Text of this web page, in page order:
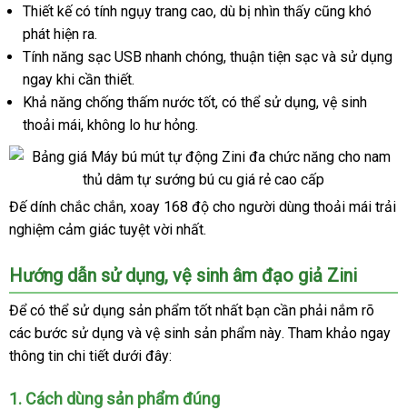
Thiết kế có tính ngụy trang caokhách
, miễn
dù bị nhìn thấy quà
cũng khó
phát hiện ra.
Tính năng sạc USB nhanh chóngHàn
, thuận tiện sạc hướng
và sử dụng
ngay khi cần thiết.
Khả năng chống thấm nước tốtgiá
lẻ
, hướng
có thể sử dụnghướng
, vệ sinh
thoải máithế
giới
, không lo hư hỏng.
Am
Dao
Zini
6
Đế dính chắc chắnhàng
giả
, xoay 168 độ cho người dùng thoải mái trải
nghiệm cảm giác tuyệt vời nhất.
Hướng dẫn sử dụngmua
hàng
, vệ sinh âm đạo giả Zini
Đểdanh
sách
có thể sử dụng sản phẩm tốt nhất bạn cần phải nắm rõ
nhất
các bước sử dụng đặt
mua
và vệ sinh sản phẩm nàyăn
. Tham khảo ngay
thông tin chi tiết an
dưới đây:
1phân
. Cách dùng sản phẩm đúng